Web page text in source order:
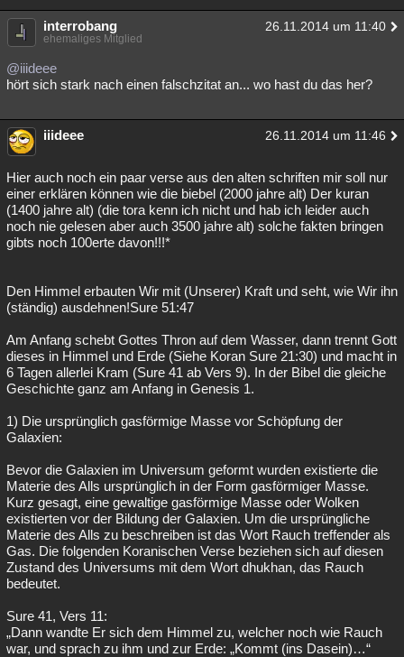
interrobang 26.11.2014 um 11:40
ehemaliges Mitglied
@iiideee
hört sich stark nach einen falschzitat an... wo hast du das her?
iiideee 26.11.2014 um 11:46
Hier auch noch ein paar verse aus den alten schriften mir soll nur
einer erklären können wie die biebel (2000 jahre alt) Der kuran
(1400 jahre alt) (die tora kenn ich nicht und hab ich leider auch
noch nie gelesen aber auch 3500 jahre alt) solche fakten bringen
gibts noch 100erte davon!!!*
Den Himmel erbauten Wir mit (Unserer) Kraft und seht, wie Wir ihn
(ständig) ausdehnen!Sure 51:47
Am Anfang schebt Gottes Thron auf dem Wasser, dann trennt Gott
dieses in Himmel und Erde (Siehe Koran Sure 21:30) und macht in
6 Tagen allerlei Kram (Sure 41 ab Vers 9). In der Bibel die gleiche
Geschichte ganz am Anfang in Genesis 1.
1) Die ursprünglich gasförmige Masse vor Schöpfung der
Galaxien:
Bevor die Galaxien im Universum geformt wurden existierte die
Materie des Alls ursprünglich in der Form gasförmiger Masse.
Kurz gesagt, eine gewaltige gasförmige Masse oder Wolken
existierten vor der Bildung der Galaxien. Um die ursprüngliche
Materie des Alls zu beschreiben ist das Wort Rauch treffender als
Gas. Die folgenden Koranischen Verse beziehen sich auf diesen
Zustand des Universums mit dem Wort dhukhan, das Rauch
bedeutet.
Sure 41, Vers 11:
„Dann wandte Er sich dem Himmel zu, welcher noch wie Rauch
war, und sprach zu ihm und zur Erde: „Kommt (ins Dasein)…“